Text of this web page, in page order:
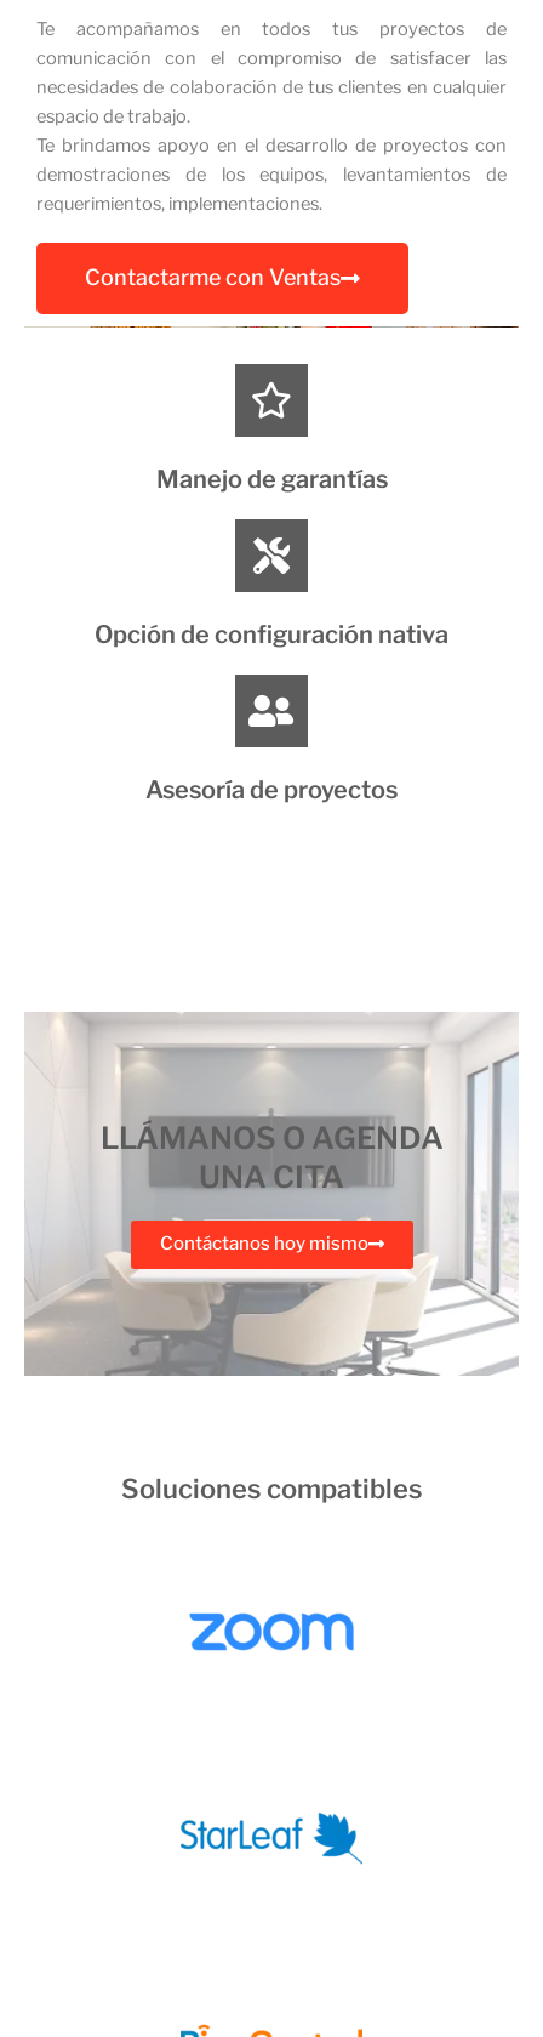
Te acompañamos en todos tus proyectos de
comunicación con el compromiso de satisfacer las
necesidades de colaboración de tus clientes en cualquier
espacio de trabajo.
Te brindamos apoyo en el desarrollo de proyectos con
demostraciones de los equipos, levantamientos de
requerimientos, implementaciones.
Contactarme con Ventas
Manejo de garantías
Opción de configuración nativa
Asesoría de proyectos
LLÁMANOS O AGENDA
UNA CITA
Contáctanos hoy mismo
Soluciones compatibles